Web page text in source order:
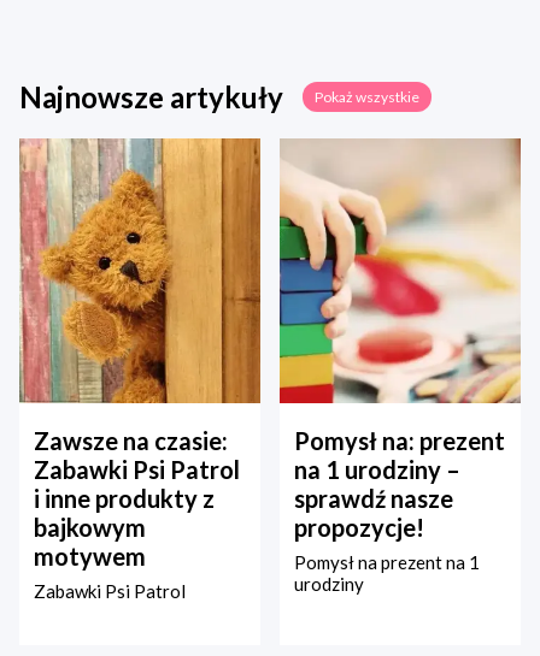
Najnowsze artykuły Pokaż wszystkie
Zawsze na czasie:
Zabawki Psi Patrol
i inne produkty z
bajkowym
motywem
Zabawki Psi Patrol
Pomysł na: prezent
na 1 urodziny –
sprawdź nasze
propozycje!
Pomysł na prezent na 1
urodziny